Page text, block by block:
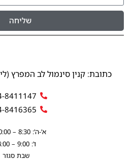
שליחה
כתובת: קנין סינמול לב המפרץ
8411147
8416365
א’-ה’: 8:30 – 20:00
ו’: 9:00 – 14:00
שבת סגור